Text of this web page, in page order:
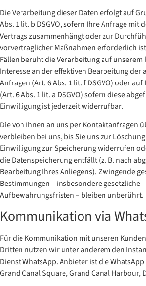
Die Verarbeitung dieser Daten erfolgt auf
Abs. 1 lit. b DSGVO, sofern Ihre Anfrage mit
Vertrags zusammenhängt oder zur
vorvertraglicher Maßnahmen erforderlich
Fällen beruht die Verarbeitung auf unserem
Interesse an der effektiven Bearbeitung der
Anfragen (Art. 6 Abs. 1 lit. f DSGVO) oder
(Art. 6 Abs. 1 lit. a DSGVO) sofern diese
Einwilligung ist jederzeit widerrufbar.
Die von Ihnen an uns per Kontaktanfragen
verbleiben bei uns, bis Sie uns zur
Einwilligung zur Speicherung widerrufen
die Datenspeicherung entfällt (z. B. nach
Bearbeitung Ihres Anliegens). Zwingende
Bestimmungen – insbesondere gesetzliche
Aufbewahrungsfristen – bleiben unberührt.
Kommunikation via
Für die Kommunikation mit unseren
Dritten nutzen wir unter anderem den
Dienst WhatsApp. Anbieter ist die
Grand Canal Square, Grand Canal Harbour,